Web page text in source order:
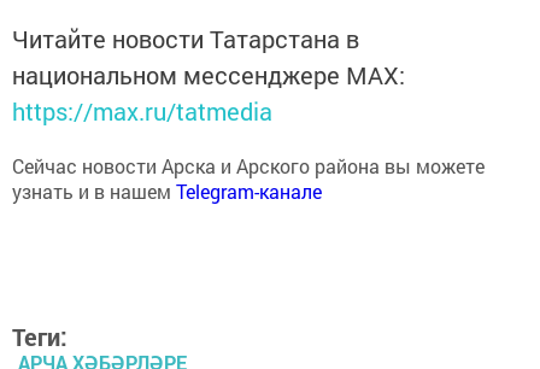
Читайте новости Татарстана в
национальном мессенджере MАХ:
https://max.ru/tatmedia
Сейчас новости Арска и Арского района вы можете
узнать и в нашемTelegram-канале
Теги:
АРЧА ХӘБӘРЛӘРЕ